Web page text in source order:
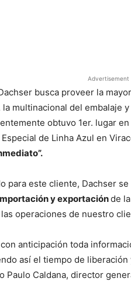
Advertisement
busca proveer la
la multinacional del embalaje
obtuvo 1er. lugar en
de Linha Azul en
para este cliente, Dachser
y exportaciónde
operaciones de nuestro
anticipación toda
así el tiempo de
Paulo Caldana, director